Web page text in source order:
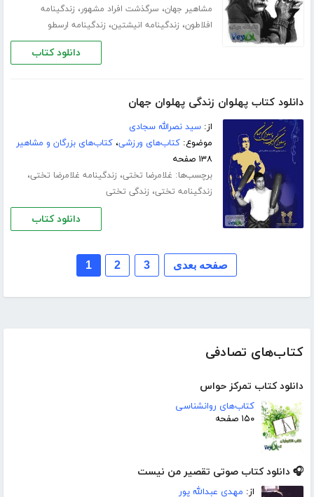
کتاب‌های تصادفی
دانلود کتاب تمرکز حواس
کتاب‌های روانشناسی
۱۵۰ صفحه
🎧 دانلود کتاب صوتی تقصیر من نیست
از: مهدی عبدالله پور
مشاهیر جهان، سرگذشت افراد مشهور، زندگینامه
افلاطون، زندگینامه انیشتین، زندگینامه ارسطو
دانلود کتاب
دانلود کتاب پهلوان زندگی پهلوان جهان
از:سید نصرالله سجادی
موضوع:کتاب‌های ورزشی،کتاب‌های بزرگان و مشاهیر
۱۳۸ صفحه
برچسب‌ها: غلامرضا تختی، زندگینامه غلامرضا تختی،
زندگینامه تختی، زندگی تختی
دانلود کتاب
1 2 3 صفحه بعدی